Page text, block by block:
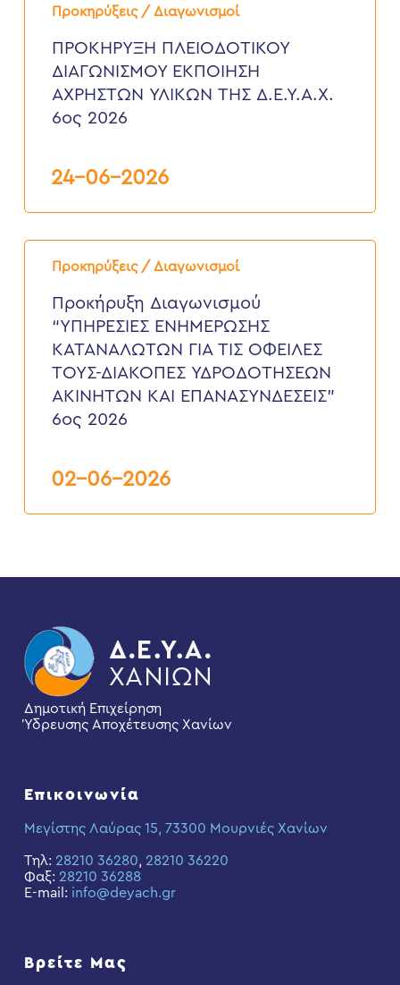
Προκηρύξεις / Διαγωνισμοί
ΠΛΕΙΟΔΟΤΙΚΟΥ
ΕΚΠΟΙΗΣΗ
ΑΧΡΗΣΤΩΝ
ΥΛΙΚΩΝ
Δ.Ε.Υ.Α.Χ.
ΠΡΟΚΗΡΥΞΗ ΠΛΕΙΟΔΟΤΙΚΟΥ
ΔΙΑΓΩΝΙΣΜΟΥ ΕΚΠΟΙΗΣΗ
ΑΧΡΗΣΤΩΝ ΥΛΙΚΩΝ ΤΗΣ Δ.Ε.Υ.Α.Χ.
6ος 2026
24-06-2026
Προκηρύξεις / Διαγωνισμοί
Προκήρυξη
Διαγωνισμού
ΕΝΗΜΕΡΩΣΗΣ
ΚΑΤΑΝΑΛΩΤΩΝ
ΟΦΕΙΛΕΣ
ΤΟΥΣ-
ΔΙΑΚΟΠΕΣ
ΑΚΙΝΗΤΩΝ
2026
Προκήρυξη Διαγωνισμού
“ΥΠΗΡΕΣΙΕΣ ΕΝΗΜΕΡΩΣΗΣ
ΚΑΤΑΝΑΛΩΤΩΝ ΓΙΑ ΤΙΣ ΟΦΕΙΛΕΣ
ΤΟΥΣ-ΔΙΑΚΟΠΕΣ ΥΔΡΟΔΟΤΗΣΕΩΝ
ΑΚΙΝΗΤΩΝ ΚΑΙ ΕΠΑΝΑΣΥΝΔΕΣΕΙΣ”
6ος 2026
02-06-2026
Δημοτική Επιχείρηση
Ύδρευσης Αποχέτευσης Χανίων
Επικοινωνία
Μεγίστης Λαύρας 15, 73300 Μουρνιές Χανίων
Τηλ: 28210 36280, 28210 36220
Φαξ: 28210 36288
E-mail: info@deyach.gr
Βρείτε Μας